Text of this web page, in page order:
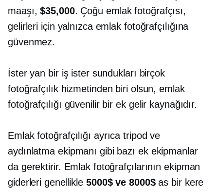
maaşı,$35,000. Çoğu emlak fotoğrafçısı,
gelirleri için yalnızca emlak fotoğrafçılığına
güvenmez.
İster yan bir iş ister sundukları birçok
fotoğrafçılık hizmetinden biri olsun, emlak
fotoğrafçılığı güvenilir bir ek gelir kaynağıdır.
Emlak fotoğrafçılığı ayrıca tripod ve
aydınlatma ekipmanı gibi bazı ek ekipmanlar
da gerektirir. Emlak fotoğrafçılarının ekipman
giderleri genellikle 5000$ ve 8000$as bir kere